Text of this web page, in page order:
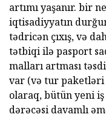
artımı yaşanır. bir
iqtisadiyyatın
tədricən çıxış, və
tətbiqi ilə pasport
malları artması
var (və tur
olaraq, bütün yeni
dərəcəsi davamlı